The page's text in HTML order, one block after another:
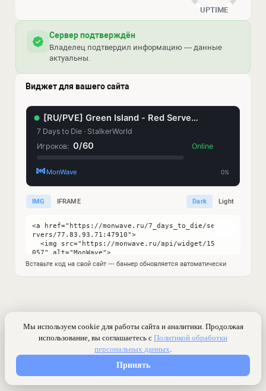
UPTIME
Сервер подтверждён
Владелец подтвердил информацию — данные
актуальны.
Виджет для вашего сайта
IMG IFRAME Dark Light
Вставьте код на свой сайт — баннер обновляется автоматически